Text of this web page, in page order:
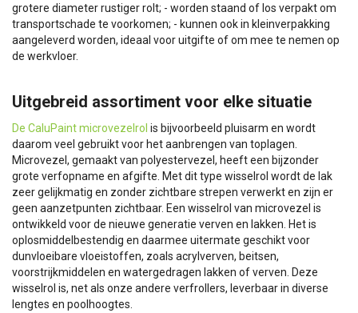
grotere diameter rustiger rolt; - worden staand of los verpakt om
transportschade te voorkomen; - kunnen ook in kleinverpakking
aangeleverd worden, ideaal voor uitgifte of om mee te nemen op
de werkvloer.
Uitgebreid assortiment voor elke situatie
De CaluPaint microvezelrol is bijvoorbeeld pluisarm en wordt
daarom veel gebruikt voor het aanbrengen van toplagen.
Microvezel, gemaakt van polyestervezel, heeft een bijzonder
grote verfopname en afgifte. Met dit type wisselrol wordt de lak
zeer gelijkmatig en zonder zichtbare strepen verwerkt en zijn er
geen aanzetpunten zichtbaar. Een wisselrol van microvezel is
ontwikkeld voor de nieuwe generatie verven en lakken. Het is
oplosmiddelbestendig en daarmee uitermate geschikt voor
dunvloeibare vloeistoffen, zoals acrylverven, beitsen,
voorstrijkmiddelen en watergedragen lakken of verven. Deze
wisselrol is, net als onze andere verfrollers, leverbaar in diverse
lengtes en poolhoogtes.